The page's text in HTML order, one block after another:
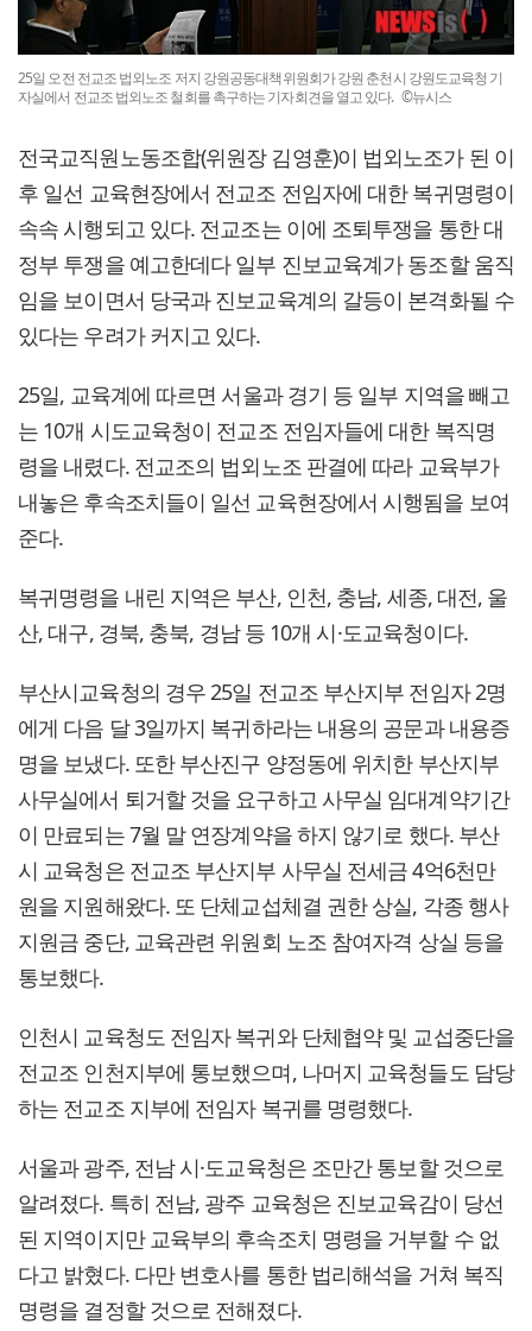
25일 오전 전교조 법외노조 저지 강원공동대책위원회가 강원 춘천시 강원도교육청 기
자실에서 전교조 법외노조 철회를 촉구하는 기자회견을 열고 있다. ©뉴시스
전국교직원노동조합(위원장 김영훈)이 법외노조가 된 이
후 일선 교육현장에서 전교조 전임자에 대한 복귀명령이
속속 시행되고 있다. 전교조는 이에 조퇴투쟁을 통한 대
정부 투쟁을 예고한데다 일부 진보교육계가 동조할 움직
임을 보이면서 당국과 진보교육계의 갈등이 본격화될 수
있다는 우려가 커지고 있다.
25일, 교육계에 따르면 서울과 경기 등 일부 지역을 빼고
는 10개 시도교육청이 전교조 전임자들에 대한 복직명
령을 내렸다. 전교조의 법외노조 판결에 따라 교육부가
내놓은 후속조치들이 일선 교육현장에서 시행됨을 보여
준다.
복귀명령을 내린 지역은 부산, 인천, 충남, 세종, 대전, 울
산, 대구, 경북, 충북, 경남 등 10개 시·도교육청이다.
부산시교육청의 경우 25일 전교조 부산지부 전임자 2명
에게 다음 달 3일까지 복귀하라는 내용의 공문과 내용증
명을 보냈다. 또한 부산진구 양정동에 위치한 부산지부
사무실에서 퇴거할 것을 요구하고 사무실 임대계약기간
이 만료되는 7월 말 연장계약을 하지 않기로 했다. 부산
시 교육청은 전교조 부산지부 사무실 전세금 4억6천만
원을 지원해왔다. 또 단체교섭체결 권한 상실, 각종 행사
지원금 중단, 교육관련 위원회 노조 참여자격 상실 등을
통보했다.
인천시 교육청도 전임자 복귀와 단체협약 및 교섭중단을
전교조 인천지부에 통보했으며, 나머지 교육청들도 담당
하는 전교조 지부에 전임자 복귀를 명령했다.
서울과 광주, 전남 시·도교육청은 조만간 통보할 것으로
알려졌다. 특히 전남, 광주 교육청은 진보교육감이 당선
된 지역이지만 교육부의 후속조치 명령을 거부할 수 없
다고 밝혔다. 다만 변호사를 통한 법리해석을 거쳐 복직
명령을 결정할 것으로 전해졌다.